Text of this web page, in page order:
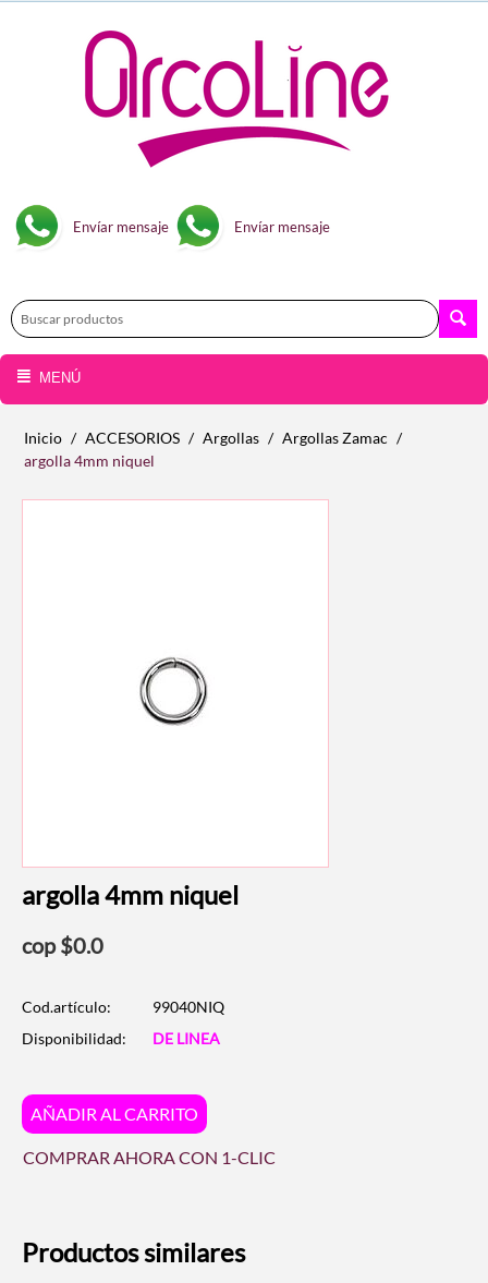
Envíar mensaje Envíar mensaje
MENÚ
Inicio / ACCESORIOS / Argollas / Argollas Zamac /
argolla 4mm niquel
argolla 4mm niquel
cop $0.0
Cod.artículo:
99040NIQ
Disponibilidad:
DE LINEA
AÑADIR AL CARRITO
COMPRAR AHORA CON 1-CLIC
Productos similares